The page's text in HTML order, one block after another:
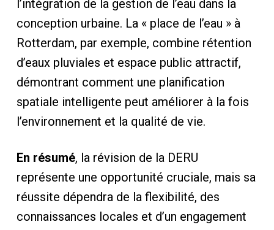
l’intégration de la gestion de l’eau dans la
conception urbaine. La « place de l’eau » à
Rotterdam, par exemple, combine rétention
d’eaux pluviales et espace public attractif,
démontrant comment une planification
spatiale intelligente peut améliorer à la fois
l’environnement et la qualité de vie.
En résumé, la révision de la DERU
représente une opportunité cruciale, mais sa
réussite dépendra de la flexibilité, des
connaissances locales et d’un engagement